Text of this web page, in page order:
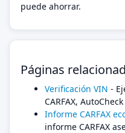
puede ahorrar.
Páginas
Verificación VIN -
CARFAX,
Informe CARFAX
informe CARFAX